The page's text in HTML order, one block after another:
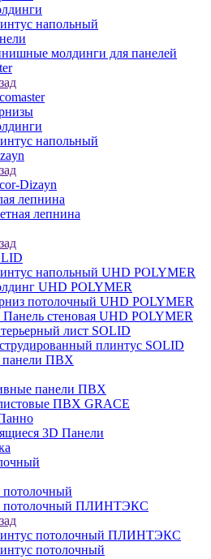
напольный
молдинги для панелей
напольный
Dizayn
лепнина
лепнина
напольный UHD POLYMER
UHD POLYMER
потолочный UHD POLYMER
Панель стеновая UHD POLYMER
лист SOLID
плинтус SOLID
панели ПВХ
панели ПВХ
ПВХ GRACE
3D Панели
потолочный ПЛИНТЭКС
потолочный ПЛИНТЭКС
потолочный